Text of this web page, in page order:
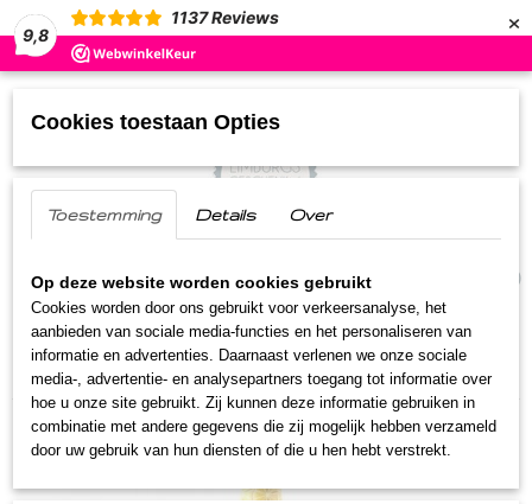
9,8
1137 Reviews ×
(0)
Home >Streekproducten Siropen
Oma's citroen
limonade
Cookies toestaan Opties
Toestemming Details Over
Op deze website worden cookies gebruikt
Cookies worden door ons gebruikt voor verkeersanalyse, het
aanbieden van sociale media-functies en het personaliseren van
informatie en advertenties. Daarnaast verlenen we onze sociale
media-, advertentie- en analysepartners toegang tot informatie over
hoe u onze site gebruikt. Zij kunnen deze informatie gebruiken in
combinatie met andere gegevens die zij mogelijk hebben verzameld
door uw gebruik van hun diensten of die u hen hebt verstrekt.